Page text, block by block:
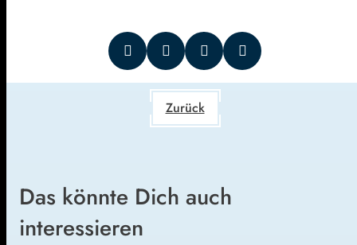
Zurück
Das könnte Dich auch
interessieren